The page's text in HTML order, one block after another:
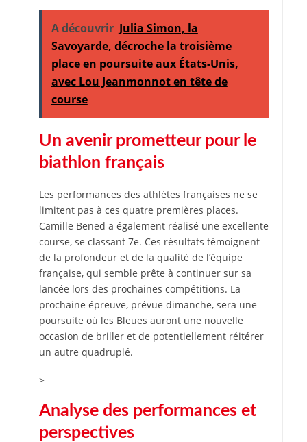
A découvrir Julia Simon, la
Savoyarde, décroche la troisième
place en poursuite aux États-Unis,
avec Lou Jeanmonnot en tête de
course
Un avenir prometteur pour le
biathlon français
Les performances des athlètes françaises ne se
limitent pas à ces quatre premières places.
Camille Bened a également réalisé une excellente
course, se classant 7e. Ces résultats témoignent
de la profondeur et de la qualité de l’équipe
française, qui semble prête à continuer sur sa
lancée lors des prochaines compétitions. La
prochaine épreuve, prévue dimanche, sera une
poursuite où les Bleues auront une nouvelle
occasion de briller et de potentiellement réitérer
un autre quadruplé.
>
Analyse des performances et
perspectives